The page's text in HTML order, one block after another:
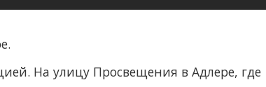
На улицу Просвещения в Адлере, где